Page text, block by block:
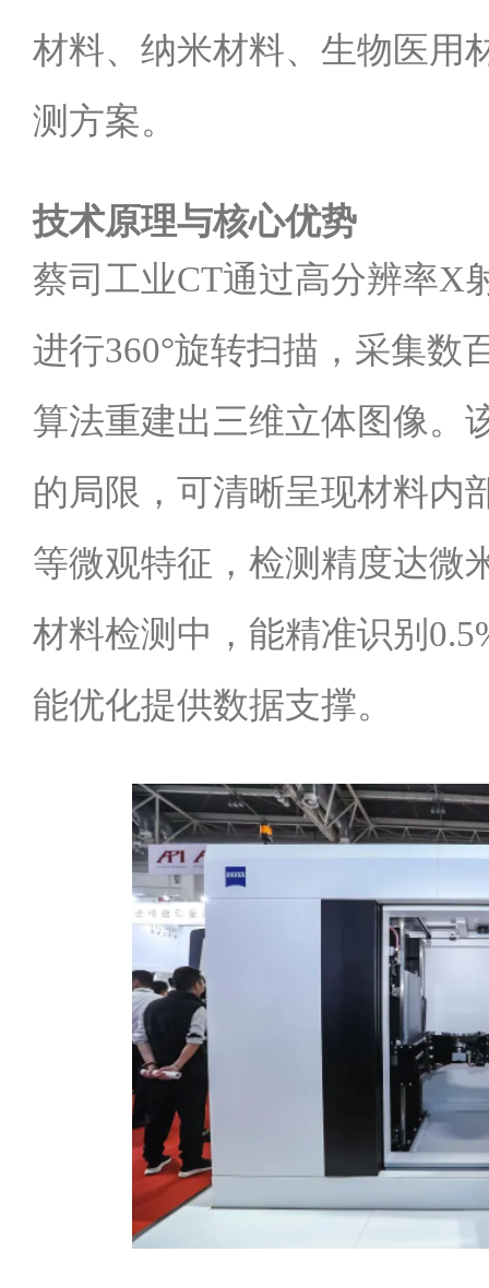
材料、纳米材料、生物医用
测方案。
技术原理与核心优势
蔡司工业CT通过高分辨率X
进行360°旋转扫描，采集数
算法重建出三维立体图像。
的局限，可清晰呈现材料内
等微观特征，检测精度达微
材料检测中，能精准识别
能优化提供数据支撑。